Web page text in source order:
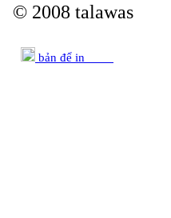
© 2008 talawas
bản để in